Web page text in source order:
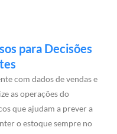
para Decisões
com dados de vendas e
as operações do
que ajudam a prever a
o estoque sempre no